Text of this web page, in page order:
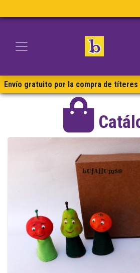
Envío gratuito por la compra de títeres